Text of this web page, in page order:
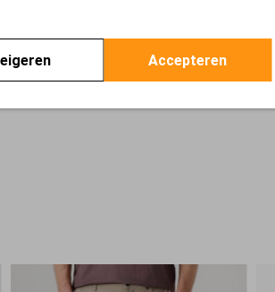
Accepteren
Alleen liggend drogen
Speciale chemische reiniging